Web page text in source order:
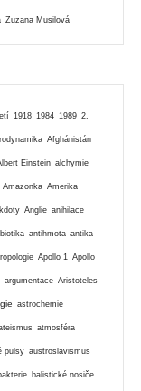
Zuzana Musilová
1918 1984 1989 2.
Afghánistán
Einstein alchymie
Amazonka Amerika
Anglie anihilace
antihmota antika
Apollo 1 Apollo
argumentace Aristoteles
astrochemie
atmosféra
pulsy austroslavismus
balistické nosiče